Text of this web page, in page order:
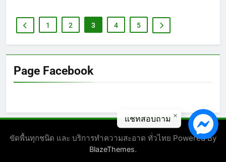
1 2 3 4 5
Page Facebook
ขัดพื้นทุกชนิด และ บริการทำความสะอาด ทั่วไทย Powered By
BlazeThemes.
แชทสอบถาม